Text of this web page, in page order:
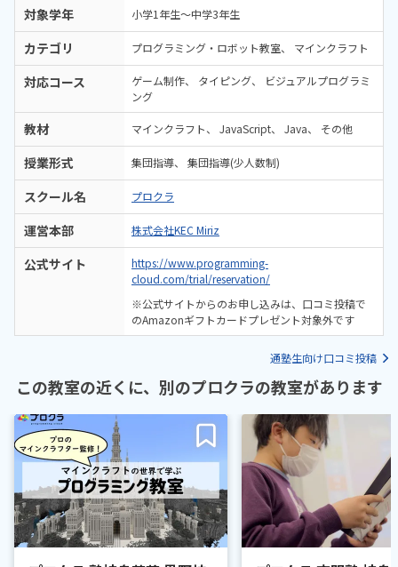
対象学年 小学1年生～中学3年生
カテゴリ プログラミング・ロボット教室 マインクラフト
対応コース ゲーム制作 タイピング
ビジュアルプログラミ
ング
教材 マインクラフト JavaScript Java その他
授業形式 集団指導 集団指導(少人数制)
スクール名 プロクラ
運営本部 株式会社KEC Miriz
公式サイト
https://www.programming-
cloud.com/trial/reservation/
※公式サイトからのお申し込みは、口コミ投稿で
のAmazonギフトカードプレゼント対象外です
通塾生向け口コミ投稿
この教室の近くに、別のプロクラの教室があります